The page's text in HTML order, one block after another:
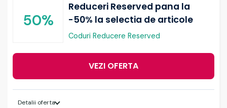
50%
Reduceri Reserved pana la
-50% la selectia de articole
Coduri Reducere Reserved
VEZI OFERTA
Detalii oferta